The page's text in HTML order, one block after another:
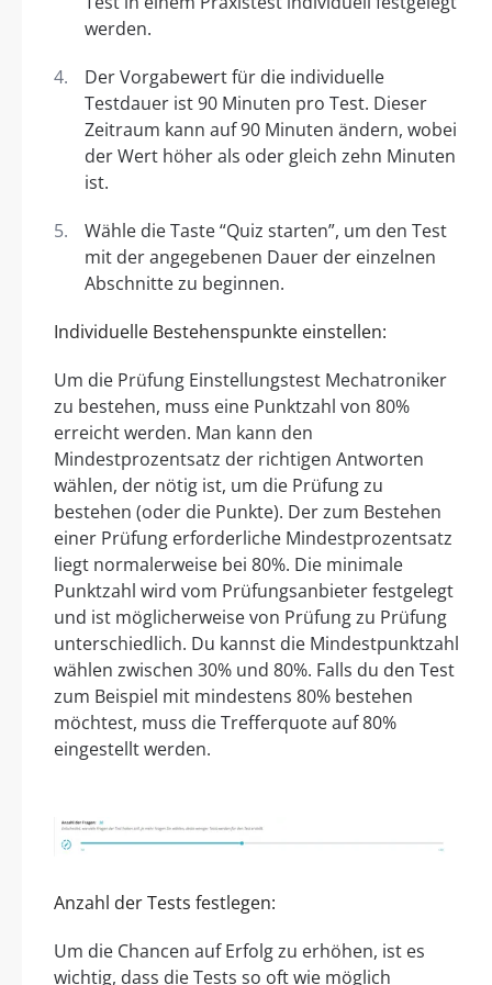
werden.
Der Vorgabewert für die individuelle
Testdauer ist 90 Minuten pro Test. Dieser
Zeitraum kann auf 90 Minuten ändern, wobei
der Wert höher als oder gleich zehn Minuten
ist.
Wähle die Taste “Quiz starten”, um den Test
mit der angegebenen Dauer der einzelnen
Abschnitte zu beginnen.
Individuelle Bestehenspunkte einstellen:
Um die Prüfung Einstellungstest Mechatroniker
zu bestehen, muss eine Punktzahl von 80%
erreicht werden. Man kann den
Mindestprozentsatz der richtigen Antworten
wählen, der nötig ist, um die Prüfung zu
bestehen (oder die Punkte). Der zum Bestehen
einer Prüfung erforderliche Mindestprozentsatz
liegt normalerweise bei 80%. Die minimale
Punktzahl wird vom Prüfungsanbieter festgelegt
und ist möglicherweise von Prüfung zu Prüfung
unterschiedlich. Du kannst die Mindestpunktzahl
wählen zwischen 30% und 80%. Falls du den Test
zum Beispiel mit mindestens 80% bestehen
möchtest, muss die Trefferquote auf 80%
eingestellt werden.
Anzahl der Tests festlegen:
Um die Chancen auf Erfolg zu erhöhen, ist es
wichtig, dass die Tests so oft wie möglich